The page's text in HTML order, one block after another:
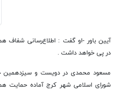
آیین باور -او گفت : اطلاع‌رسانی شفاف
در پی خواهد داشت .
مسعود محمدی در دویست و سیزدهمین
شورای اسلامی شهر کرج آماده حمایت